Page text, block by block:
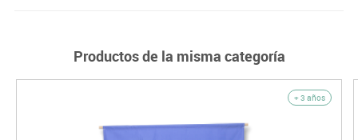
Productos de la misma categoría
+ 3 años